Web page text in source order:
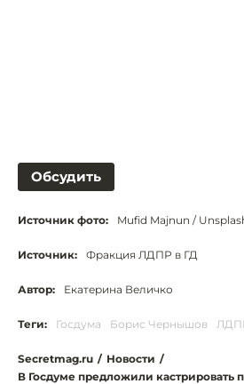
Обсудить
Источник фото: Mufid Majnun /
Источник: Фракция ЛДПР в ГД
Автор: Екатерина Величко
Теги: Госдума Борис Чернышов
Secretmag.ru / Новости /
В Госдуме предложили кастрировать